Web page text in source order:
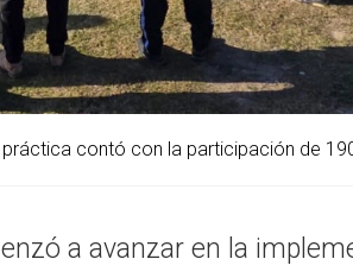
práctica contó con la participación de
a avanzar en la